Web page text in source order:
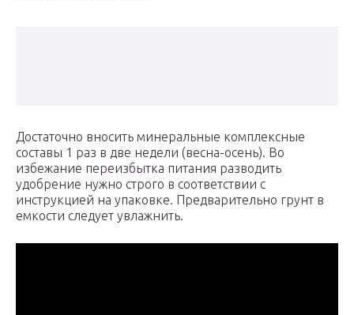
Достаточно вносить минеральные комплексные
составы 1 раз в две недели (весна-осень). Во
избежание переизбытка питания разводить
удобрение нужно строго в соответствии с
инструкцией на упаковке. Предварительно грунт в
емкости следует увлажнить.